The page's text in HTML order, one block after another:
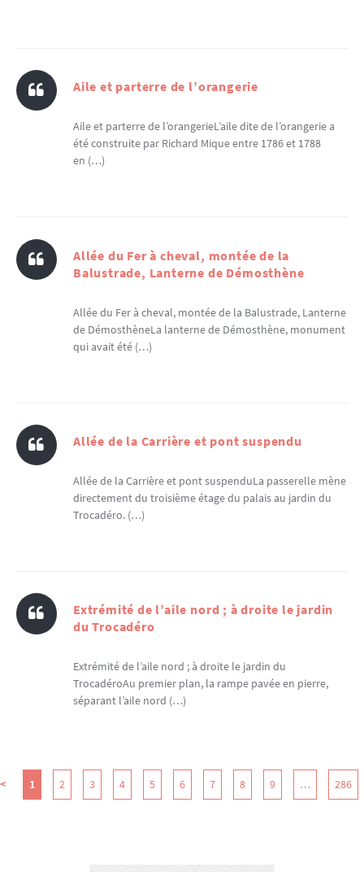
Aile et parterre de l’orangerie
Aile et parterre de l’orangerieL’aile dite de l’orangerie a
été construite par Richard Mique entre 1786 et 1788
en (…)
Allée du Fer à cheval, montée de la
Balustrade, Lanterne de Démosthène
Allée du Fer à cheval, montée de la Balustrade, Lanterne
de DémosthèneLa lanterne de Démosthène, monument
qui avait été (…)
Allée de la Carrière et pont suspendu
Allée de la Carrière et pont suspenduLa passerelle mène
directement du troisième étage du palais au jardin du
Trocadéro. (…)
Extrémité de l’aile nord ; à droite le jardin
du Trocadéro
Extrémité de l’aile nord ; à droite le jardin du
TrocadéroAu premier plan, la rampe pavée en pierre,
séparant l’aile nord (…)
< 1 2 3 4 5 6 7 8 9 … 286